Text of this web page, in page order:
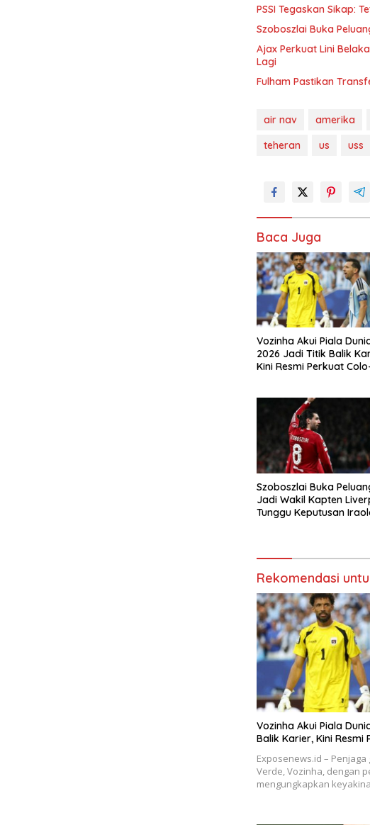
PSSI Tegaskan Sikap:
Szoboszlai Buka
Ajax Perkuat Lini
Lagi
Fulham Pastikan
air nav amerika
teheran
us uss
Baca Juga
Vozinha Akui Piala
2026 Jadi Titik Balik
Kini Resmi Perkuat
Szoboszlai Buka
Jadi Wakil Kapten
Tunggu Keputusan
Rekomendasi
Vozinha Akui Piala
Balik Karier, Kini Resmi
Exposenews.id – Penjaga
Verde, Vozinha, dengan
mengungkapkan